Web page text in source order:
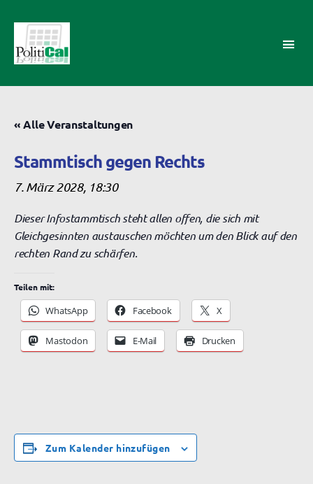
AK
« Alle Veranstaltungen
Stammtisch gegen Rechts
7. März 2028, 18:30
Dieser Infostammtisch steht allen offen, die sich mit
Gleichgesinnten austauschen möchten um den Blick auf den
rechten Rand zu schärfen.
Teilen mit:
WhatsApp Facebook X
Mastodon E-Mail Drucken
Zum Kalender hinzufügen